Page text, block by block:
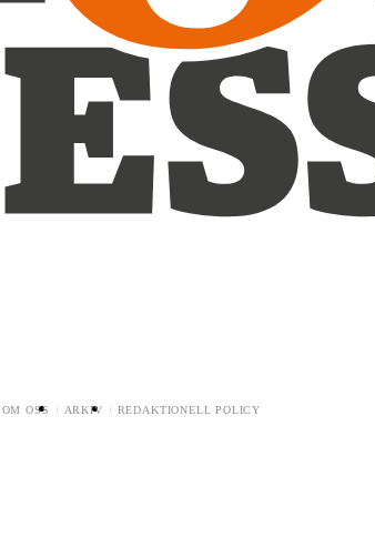
OM OSS ARKIV REDAKTIONELL POLICY